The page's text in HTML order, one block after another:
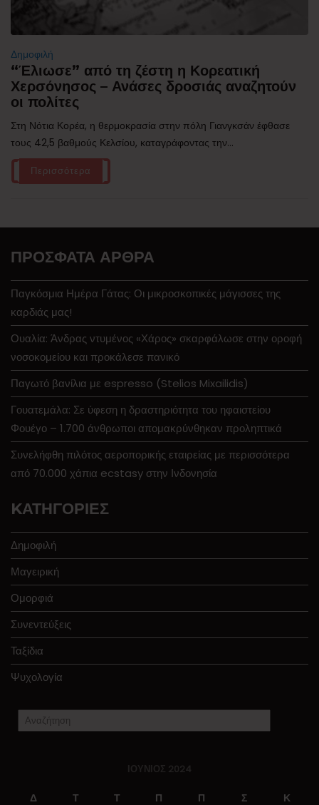
Δημοφιλή
“Έλιωσε” από τη ζέστη η Κορεατική
Χερσόνησος – Ανάσες δροσιάς αναζητούν
οι πολίτες
Στη Νότια Κορέα, η θερμοκρασία στην πόλη Γιανγκσάν έφθασε
τους 42,5 βαθμούς Κελσίου, καταγράφοντας την...
Περισσότερα
ΠΡΌΣΦΑΤΑ ΆΡΘΡΑ
Παγκόσμια Ημέρα Γάτας: Οι μικροσκοπικές μάγισσες της
καρδιάς μας!
Ουαλία: Άνδρας ντυμένος «Χάρος» σκαρφάλωσε στην οροφή
νοσοκομείου και προκάλεσε πανικό
Παγωτό βανίλια με espresso (Stelios Mixailidis)
Γουατεμάλα: Σε ύφεση η δραστηριότητα του ηφαιστείου
Φουέγο – 1.700 άνθρωποι απομακρύνθηκαν προληπτικά
Συνελήφθη πιλότος αεροπορικής εταιρείας με περισσότερα
από 70.000 χάπια ecstasy στην Ινδονησία
KΑΤΗΓΟΡΊΕΣ
Δημοφιλή
Μαγειρική
Ομορφιά
Συνεντεύξεις
Ταξίδια
Ψυχολογία
ΙΟΎΝΙΟΣ 2024
Δ Τ Τ Π Π Σ Κ